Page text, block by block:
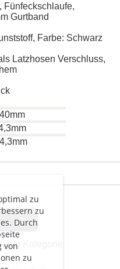
zu
zu
Durch
von
zu
Fünfeckschlaufe,
Gurtband
Farbe: Schwarz
Latzhosen Verschluss,
>
Kategorie